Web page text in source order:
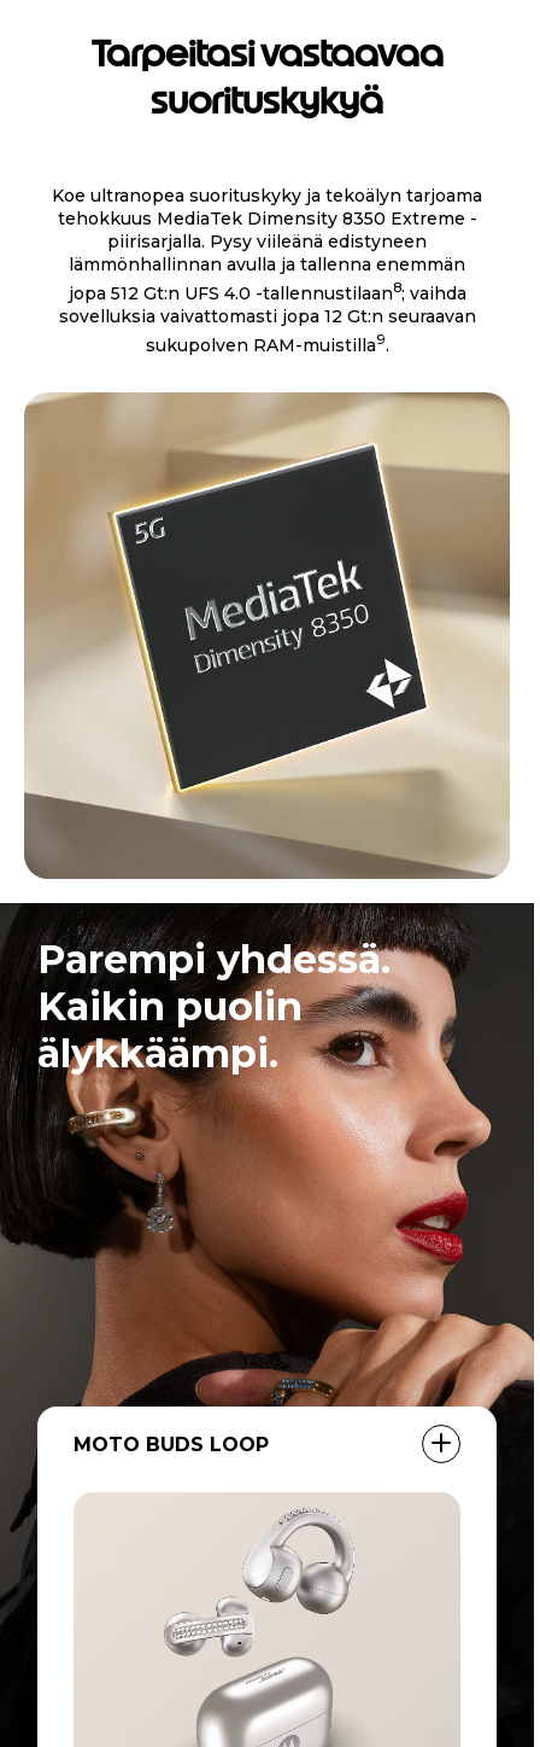
Tarpeitasi vastaavaa
suorituskykyä
Koe ultranopea suorituskyky ja tekoälyn tarjoama
tehokkuus MediaTek Dimensity 8350 Extreme -
piirisarjalla. Pysy viileänä edistyneen
lämmönhallinnan avulla ja tallenna enemmän
jopa 512 Gt:n UFS 4.0 -tallennustilaan8; vaihda
sovelluksia vaivattomasti jopa 12 Gt:n seuraavan
sukupolven RAM-muistilla9.
Parempi yhdessä.
Kaikin puolin
älykkäämpi.
MOTO TAG